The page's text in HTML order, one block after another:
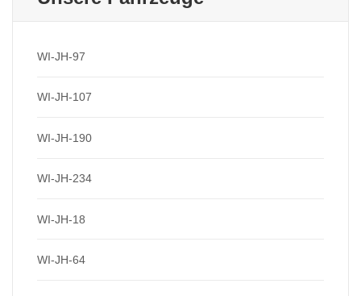
WI-JH-97
WI-JH-107
WI-JH-190
WI-JH-234
WI-JH-18
WI-JH-64